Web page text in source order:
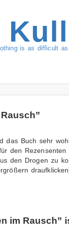
is as difficult
das Buch sehr
den Rezensenten
den Drogen zu
im Rausch”